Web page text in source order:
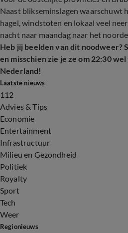
Naast blikseminslagen
hagel, windstoten en lokaal veel
nacht naar maandag naar het
Heb jij beelden van dit noodweer?
en misschien zie je ze om 22:30
Nederland!
Laatste nieuws
112
Advies & Tips
Economie
Entertainment
Infrastructuur
Milieu en Gezondheid
Politiek
Royalty
Sport
Tech
Weer
Regionieuws